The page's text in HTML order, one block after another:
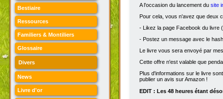
Bestiaire
Ressources
Familiers & Montiliers
Glossaire
Divers
News
Livre d'or
A l'occasion du lancement du site
Pour cela, vous n'avez que deux
- Likez la page Facebook du livre (
- Postez un message avec le
Le livre vous sera envoyé par
Cette offre n'est valable que
Plus d'informations sur le livre
publier un avis sur Amazon !
EDIT : Les 48 heures étant